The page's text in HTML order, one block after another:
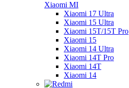
Xiaomi MI
Xiaomi 17 Ultra
Xiaomi 15 Ultra
Xiaomi 15T/15T Pro
Xiaomi 15
Xiaomi 14 Ultra
Xiaomi 14T Pro
Xiaomi 14T
Xiaomi 14